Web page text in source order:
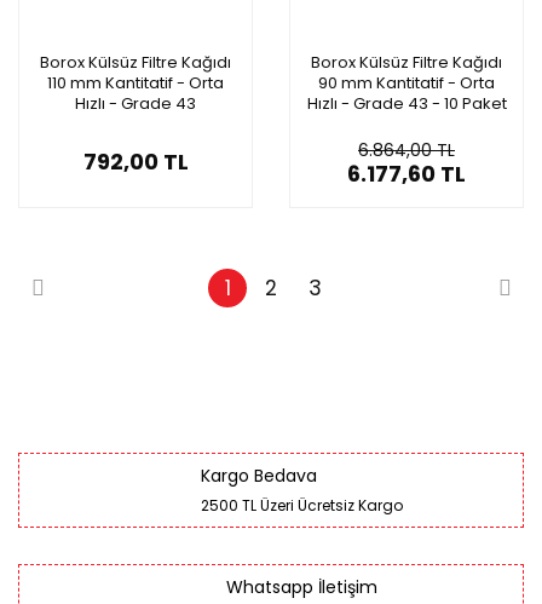
Borox Külsüz Filtre Kağıdı
110 mm Kantitatif - Orta
Hızlı - Grade 43
792,00 TL
Borox Külsüz Filtre Kağıdı
90 mm Kantitatif - Orta
Hızlı - Grade 43 - 10 Paket
6.864,00 TL
6.177,60 TL
1 2 3
Kargo Bedava
2500 TL Üzeri Ücretsiz Kargo
Whatsapp İletişim